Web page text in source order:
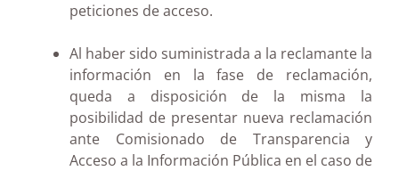
peticiones de acceso.
Al haber sido suministrada a la reclamante la
información en la fase de reclamación,
queda a disposición de la misma la
posibilidad de presentar nueva reclamación
ante Comisionado de Transparencia y
Acceso a la Información Pública en el caso de